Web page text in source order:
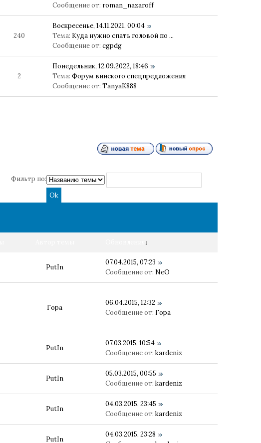
Сообщение от: roman_nazaroff
240
Воскресенье, 14.11.2021, 00:04
Тема: Куда нужно спать головой по ...
Сообщение от: cgpdg
2
Понедельник, 12.09.2022, 18:46
Тема: Форум винского спецпредложения
Сообщение от: TanyaK888
Фильтр по:
↓
PutIn
07.04.2015, 07:23
Сообщение от: NeO
Гора
06.04.2015, 12:32
Сообщение от: Гора
PutIn
07.03.2015, 10:54
Сообщение от: kardeniz
PutIn
05.03.2015, 00:55
Сообщение от: kardeniz
PutIn
04.03.2015, 23:45
Сообщение от: kardeniz
PutIn
04.03.2015, 23:28